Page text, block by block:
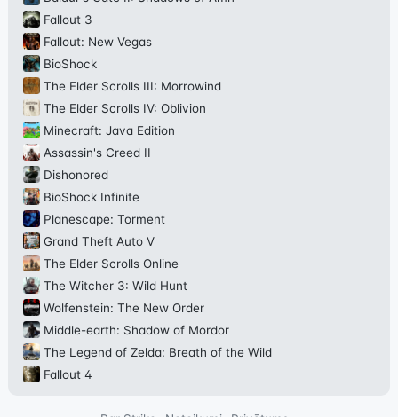
Fallout 3
Fallout: New Vegas
BioShock
The Elder Scrolls III: Morrowind
The Elder Scrolls IV: Oblivion
Minecraft: Java Edition
Assassin's Creed II
Dishonored
BioShock Infinite
Planescape: Torment
Grand Theft Auto V
The Elder Scrolls Online
The Witcher 3: Wild Hunt
Wolfenstein: The New Order
Middle-earth: Shadow of Mordor
The Legend of Zelda: Breath of the Wild
Fallout 4